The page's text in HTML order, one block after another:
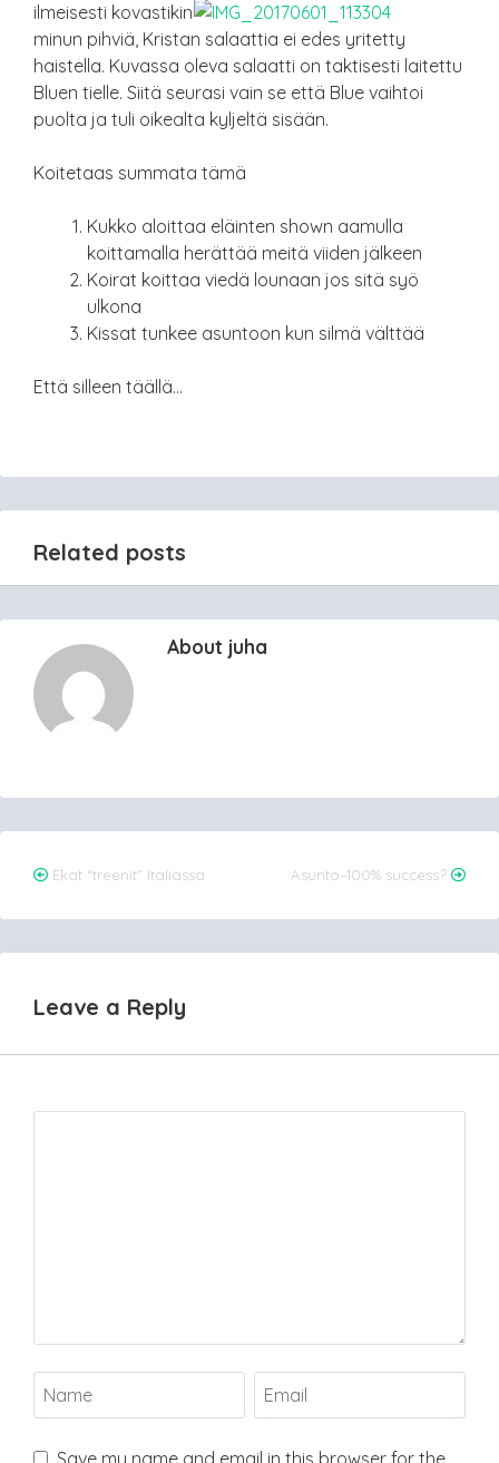
ilmeisesti kovastikin
minun pihviä, Kristan salaattia ei edes yritetty
haistella. Kuvassa oleva salaatti on taktisesti laitettu
Bluen tielle. Siitä seurasi vain se että Blue vaihtoi
puolta ja tuli oikealta kyljeltä sisään.
Koitetaas summata tämä
Kukko aloittaa eläinten shown aamulla
koittamalla herättää meitä viiden jälkeen
Koirat koittaa viedä lounaan jos sitä syö
ulkona
Kissat tunkee asuntoon kun silmä välttää
Että silleen täällä…
Related posts
About juha
Post
navigation
Ekat “treenit” Italiassa Asunto–100% success?
Leave a Reply
Save my name and email in this browser for the